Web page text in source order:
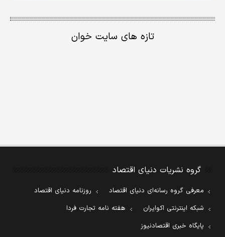
تازه های سایت خوان
گروه نشریات دنیای اقتصاد
معرفی گروه رسانه‌ای دنیای اقتصاد
روزنامه دنیای اقتصاد
شبکه اینترنتی اکوایران
هفته نامه تجارت فردا
پایگاه خبری اقتصادنیوز